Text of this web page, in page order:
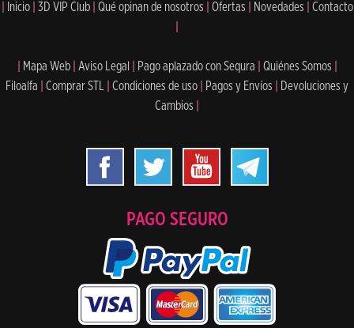
Inicio 3D VIP Club Qué opinan de nosotros Ofertas Novedades
Contacto
Mapa Web Aviso Legal Pago aplazado con Sequra Quiénes Somos
Filoalfa
Comprar STL Condiciones de uso Pagos y Envíos
Devoluciones y
Cambios
PAGO SEGURO